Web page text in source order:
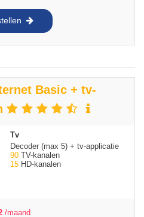
Basic + tv-
Tv
Decoder (max 5) + tv-applicatie
90 TV-kanalen
15 HD-kanalen
/maand